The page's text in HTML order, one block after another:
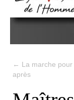
← La marche pour
après